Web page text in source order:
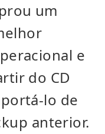
um
e
do CD
lo de
anterior.